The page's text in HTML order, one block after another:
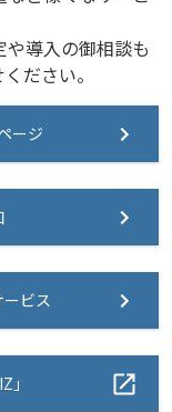
導入の御相談も
ださい。
ージ
ビス
」